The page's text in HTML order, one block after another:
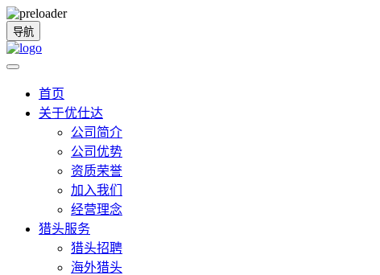
导航
首页
关于优仕达
公司简介
公司优势
资质荣誉
加入我们
经营理念
猎头服务
猎头招聘
海外猎头